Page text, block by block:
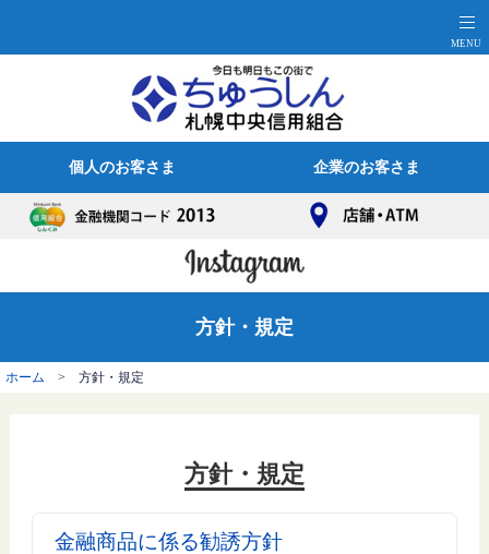
個人のお客さま 企業のお客さま
方針・規定
ホーム > 方針・規定
方針・規定
金融商品に係る勧誘方針